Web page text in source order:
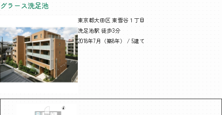
グラース洗足池
東京都大田区 東雪谷１丁目
洗足池駅 徒歩3分
2018年7月（築8年） / 5建て